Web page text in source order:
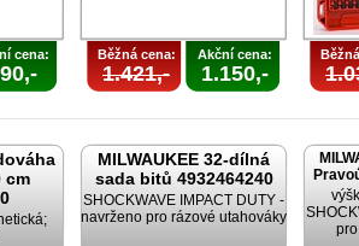
cena: Běžná cena:
1.421,-
Akční cena:
1.150,-
cm
MILWAUKEE 32-dílná
sada bitů 4932464240
SHOCKWAVE IMPACT DUTY -
navrženo pro rázové utahováky